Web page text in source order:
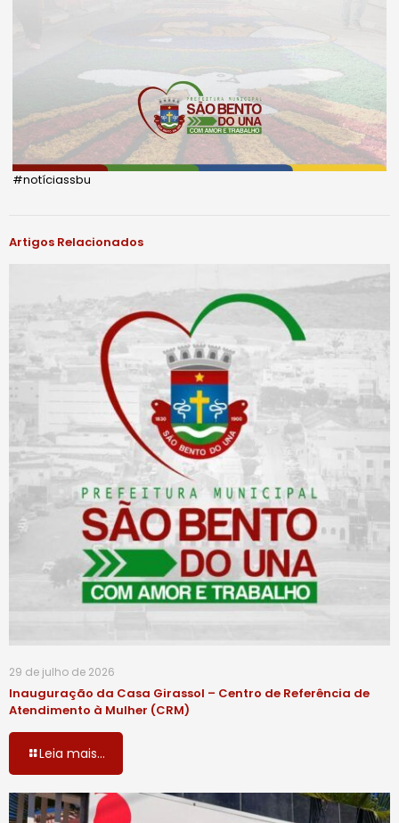
#notíciassbu
Artigos Relacionados
29 de julho de 2026
Inauguração da Casa Girassol – Centro de Referência de
Atendimento à Mulher (CRM)
Leia mais...